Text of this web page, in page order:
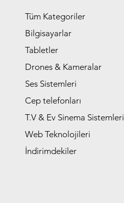
Tüm Kategoriler
Bilgisayarlar
Tabletler
Drones & Kameralar
Ses Sistemleri
Cep telefonları
T.V & Ev Sinema Sistemleri
Web Teknolojileri
İndirimdekiler